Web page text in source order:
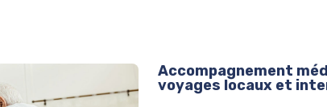
Accompagnement
voyages locaux et